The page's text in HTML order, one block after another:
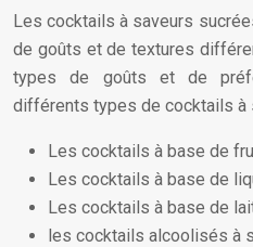
Les cocktails à saveurs
de goûts et de textures
types de goûts et de
différents types de cocktails à
Les cocktails à base de
Les cocktails à base de
Les cocktails à base de
les cocktails alcoolisés à